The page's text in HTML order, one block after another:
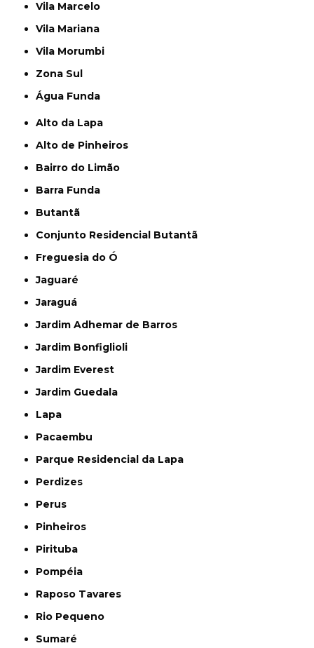
Vila Marcelo
Vila Mariana
Vila Morumbi
Zona Sul
Água Funda
Alto da Lapa
Alto de Pinheiros
Bairro do Limão
Barra Funda
Butantã
Conjunto Residencial Butantã
Freguesia do Ó
Jaguaré
Jaraguá
Jardim Adhemar de Barros
Jardim Bonfiglioli
Jardim Everest
Jardim Guedala
Lapa
Pacaembu
Parque Residencial da Lapa
Perdizes
Perus
Pinheiros
Pirituba
Pompéia
Raposo Tavares
Rio Pequeno
Sumaré